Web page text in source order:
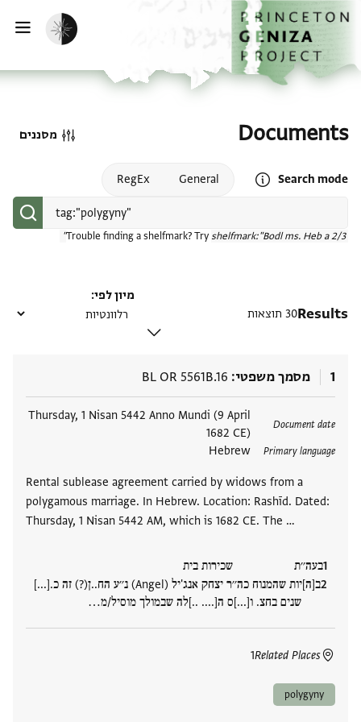
דילוג לתוכן
דף הבית
הפעלת מצב כהה
Documents
Search mode
Open search mode help
General
RegEx
Trouble finding a shelfmark? Try shelfmark:"Bodl ms. Heb a 2/3"
מסננים
Results30 תוצאות
מיון לפי
1 מסמך משפטי BL OR 5561B.16
Document date
Thursday, 1 Nisan 5442 Anno Mundi (9 April
1682 CE)
Primary language
Hebrew
Rental sublease agreement carried by widows from a
polygamous marriage. In Hebrew. Location: Rashīd. Dated:
Thursday, 1 Nisan 5442 AM, which is 1682 CE. The …
בעה׳׳ת שכירות בית
ב[ה]יות שהמנוח כה׳׳ר יצחק אנג'יל (Angel) נ׳׳ע הח..ן(?) זה כ.[...]
שנים בחצ. ו[...]ס ה[.... ..]לה שבמולך מוסיל/מ‮…
Related Places
1
polygyny